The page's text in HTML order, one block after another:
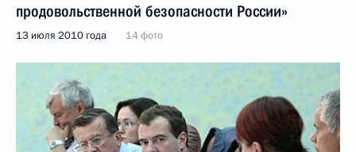
продовольственной безопасности России»
13 июля 2010 года 14 фото